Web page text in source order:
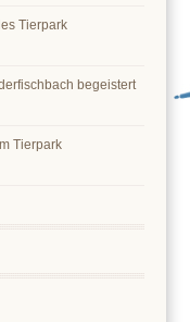
Tierpark
begeistert
Tierpark